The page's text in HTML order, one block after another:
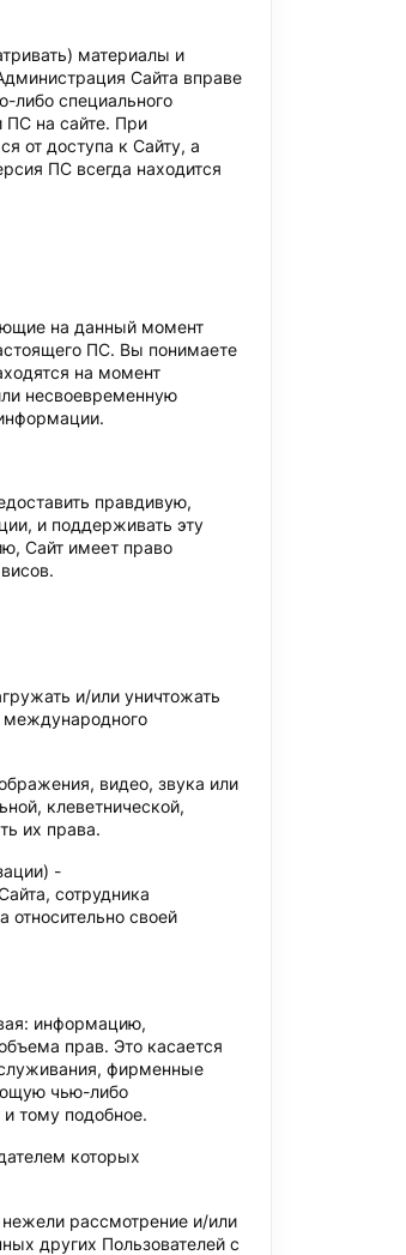
материалы и
Сайта вправе
либо специального
ПС на сайте. При
от доступа к Сайту, а
ПС всегда находится
на данный момент
ПС. Вы понимаете
на момент
несвоевременную
правдивую,
и поддерживать эту
Сайт имеет право
и/или уничтожать
международного
видео, звука или
клеветнической,
их права.
-
сотрудника
своей
информацию,
прав. Это касается
фирменные
чью-либо
тому подобное.
которых
рассмотрение и/или
других Пользователей с